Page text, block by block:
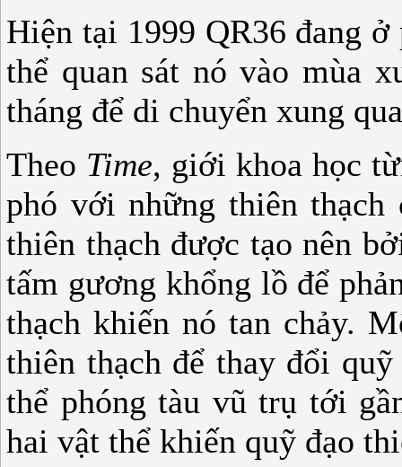
Hiện tại 1999 QR36 đang
thể quan sát nó vào mùa
tháng để di chuyển xung
Theo Time, giới khoa học
phó với những thiên
thiên thạch được tạo nên
tấm gương khổng lồ để
thạch khiến nó tan chảy.
thiên thạch để thay đổi
thể phóng tàu vũ trụ tới
hai vật thể khiến quỹ đạo